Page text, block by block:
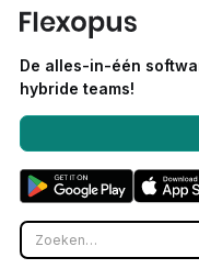
De alles-in-één
hybride teams!